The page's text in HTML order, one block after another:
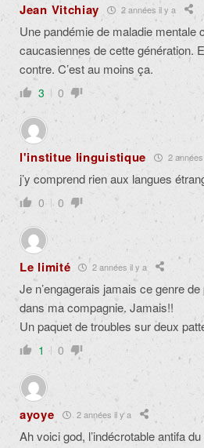
Jean Vitchiay 2 années il y a
Une pandémie de maladie mentale
caucasiennes de cette génération.
contre. C’est au moins ça.
3 0
l'institue linguistique 2
j’y comprend rien aux langues
0 0
Le limité 2 années il y a
Je n’engagerais jamais ce genre
dans ma compagnie. Jamais!!
Un paquet de troubles sur deux
1 0
ayoye 2 années il y a
Ah voici god, l’indécrotable antifa du